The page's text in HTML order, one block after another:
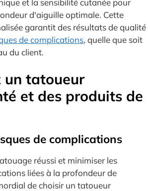
et la sensibilité cutanée pour
d'aiguille optimale. Cette
garantit des résultats de qualité
de complications, quelle que soit
du client.
un tatoueur
et des produits de
de complications
réussi et minimiser les
liées à la profondeur de
de choisir un tatoueur